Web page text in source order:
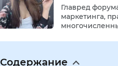
Главред
маркетинга,
Содержание